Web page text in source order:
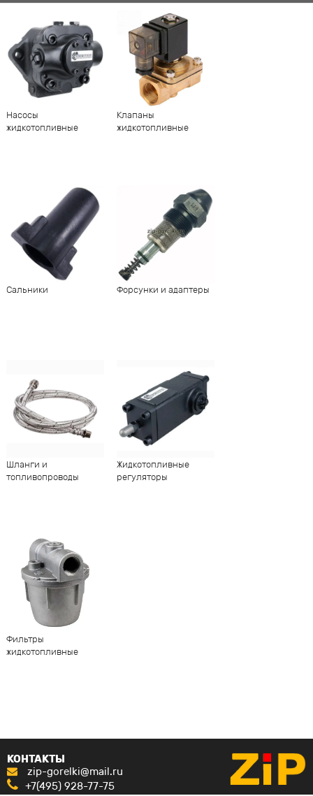
Насосы
жидкотопливные
Клапаны
жидкотопливные
Сальники Форсунки и адаптеры
Шланги и
топливопроводы
Жидкотопливные
регуляторы
Фильтры
жидкотопливные
КОНТАКТЫ
zip-gorelki@mail.ru
+7(495) 928-77-75